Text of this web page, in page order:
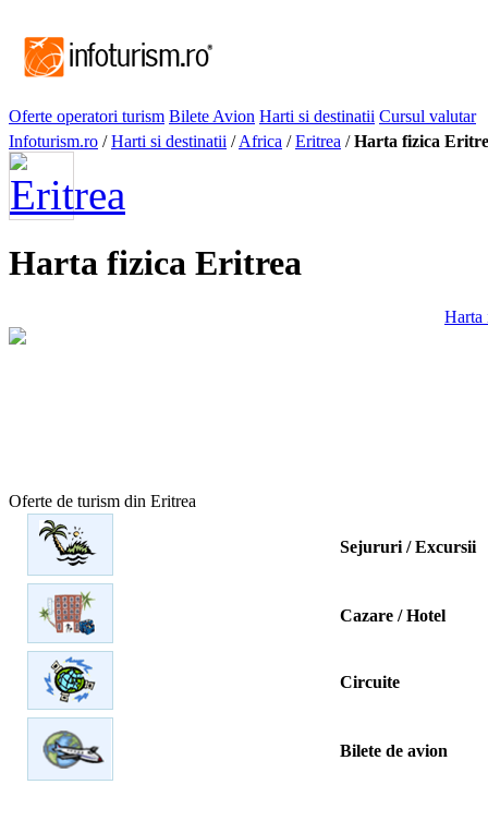
Oferte operatori turism Bilete Avion Harti si destinatii Cursul valutar
Infoturism.ro /Harti si destinatii /Africa /Eritrea /Harta fizica
Harta fizica Eritrea
Harta
Oferte de turism din Eritrea
Sejururi / Excursii
Cazare / Hotel
Circuite
Bilete de avion